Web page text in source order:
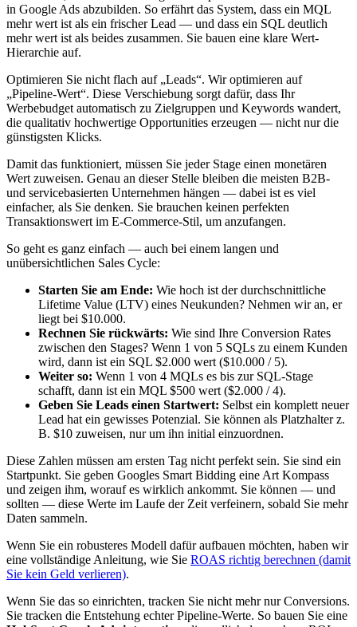
in Google Ads abzubilden. So erfährt das System, dass ein MQL
mehr wert ist als ein frischer Lead — und dass ein SQL deutlich
mehr wert ist als beides zusammen. Sie bauen eine klare Wert-
Hierarchie auf.
Optimieren Sie nicht flach auf „Leads“. Wir optimieren auf
„Pipeline-Wert“. Diese Verschiebung sorgt dafür, dass Ihr
Werbebudget automatisch zu Zielgruppen und Keywords wandert,
die qualitativ hochwertige Opportunities erzeugen — nicht nur die
günstigsten Klicks.
Damit das funktioniert, müssen Sie jeder Stage einen monetären
Wert zuweisen. Genau an dieser Stelle bleiben die meisten B2B-
und servicebasierten Unternehmen hängen — dabei ist es viel
einfacher, als Sie denken. Sie brauchen keinen perfekten
Transaktionswert im E-Commerce-Stil, um anzufangen.
So geht es ganz einfach — auch bei einem langen und
unübersichtlichen Sales Cycle:
Starten Sie am Ende: Wie hoch ist der durchschnittliche
Lifetime Value (LTV) eines Neukunden? Nehmen wir an, er
liegt bei $10.000.
Rechnen Sie rückwärts: Wie sind Ihre Conversion Rates
zwischen den Stages? Wenn 1 von 5 SQLs zu einem Kunden
wird, dann ist ein SQL $2.000 wert ($10.000 / 5).
Weiter so: Wenn 1 von 4 MQLs es bis zur SQL-Stage
schafft, dann ist ein MQL $500 wert ($2.000 / 4).
Geben Sie Leads einen Startwert: Selbst ein komplett neuer
Lead hat ein gewisses Potenzial. Sie können als Platzhalter z.
B. $10 zuweisen, nur um ihn initial einzuordnen.
Diese Zahlen müssen am ersten Tag nicht perfekt sein. Sie sind ein
Startpunkt. Sie geben Googles Smart Bidding eine Art Kompass
und zeigen ihm, worauf es wirklich ankommt. Sie können — und
sollten — diese Werte im Laufe der Zeit verfeinern, sobald Sie mehr
Daten sammeln.
Wenn Sie ein robusteres Modell dafür aufbauen möchten, haben wir
eine vollständige Anleitung, wie Sie ROAS richtig berechnen (damit
Sie kein Geld verlieren).
Wenn Sie das so einrichten, tracken Sie nicht mehr nur Conversions.
Sie tracken die Entstehung echter Pipeline-Werte. So bauen Sie eine